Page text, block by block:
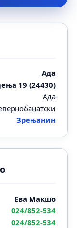
Ада
19 (24430)
Ада
Зрењанин
Ева Макшо
024/852-534
024/852-534